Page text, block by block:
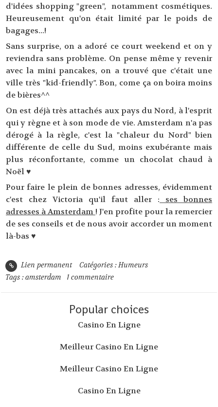
d'idées shopping "green", notamment cosmétiques.
Heureusement qu'on était limité par le poids de
bagages...!
Sans surprise, on a adoré ce court weekend et on y
reviendra sans problème. On pense même y revenir
avec la mini pancakes, on a trouvé que c'était une
ville très "kid-friendly". Bon, come ça on boira moins
de bières^^
On est déjà très attachés aux pays du Nord, à l'esprit
qui y règne et à son mode de vie. Amsterdam n'a pas
dérogé à la règle, c'est la "chaleur du Nord" bien
différente de celle du Sud, moins exubérante mais
plus réconfortante, comme un chocolat chaud à
Noël ♥
Pour faire le plein de bonnes adresses, évidemment
c'est chez Victoria qu'il faut aller : ses bonnes
adresses à Amsterdam ! J'en profite pour la remercier
de ses conseils et de nous avoir accorder un moment
là-bas ♥
Lien permanent Catégories :Humeurs
Tags :amsterdam 1 commentaire
Popular choices
Casino En Ligne
Meilleur Casino En Ligne
Meilleur Casino En Ligne
Casino En Ligne